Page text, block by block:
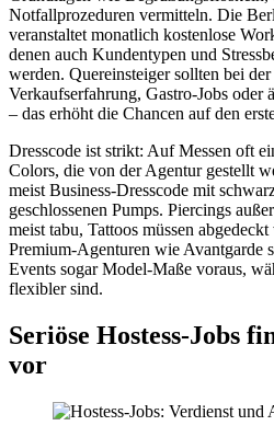
Notfallprozeduren vermitteln. Die
veranstaltet monatlich kostenlose
denen auch Kundentypen und
werden. Quereinsteiger sollten bei
Verkaufserfahrung, Gastro-Jobs oder
– das erhöht die Chancen auf den
Dresscode ist strikt: Auf Messen oft
Colors, die von der Agentur gestellt
meist Business-Dresscode mit
geschlossenen Pumps. Piercings
meist tabu, Tattoos müssen
Premium-Agenturen wie Avantgarde
Events sogar Model-Maße voraus,
flexibler sind.
Seriöse Hostess-Jobs
vor